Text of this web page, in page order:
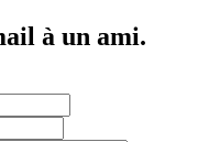
à un ami.